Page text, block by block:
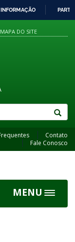
MAPA DO SITE
Contato
Fale Conosco
MENU
Toggle